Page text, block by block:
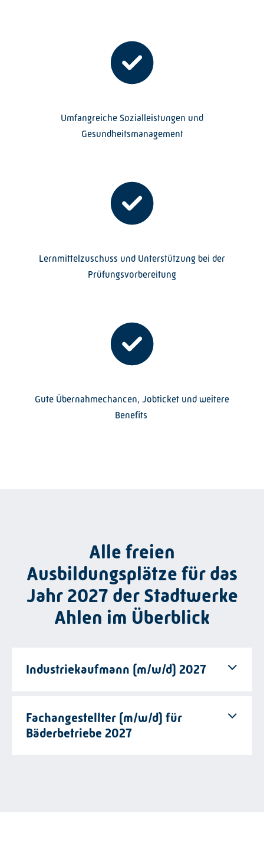
Umfangreiche Sozialleistungen und
Gesundheitsmanagement
Lernmittelzuschuss und Unterstützung bei der
Prüfungsvorbereitung
Gute Übernahmechancen, Jobticket und weitere
Benefits
Alle freien
Ausbildungsplätze für das
Jahr 2027 der Stadtwerke
Ahlen im Überblick
Industriekaufmann (m/w/d) 2027
Fachangestellter (m/w/d) für
Bäderbetriebe 2027